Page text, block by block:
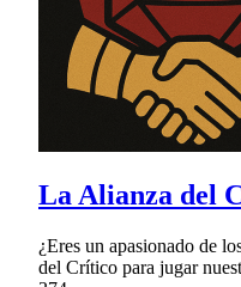
La Alianza del
¿Eres un apasionado de
del Crítico para jugar